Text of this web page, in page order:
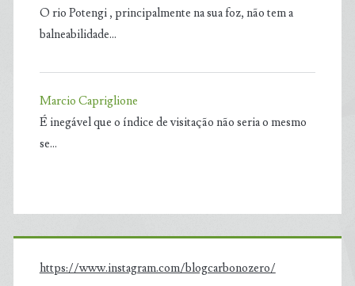
O rio Potengi , principalmente na sua foz, não tem a
balneabilidade…
Marcio Capriglione
É inegável que o índice de visitação não seria o mesmo
se…
https://www.instagram.com/blogcarbonozero/